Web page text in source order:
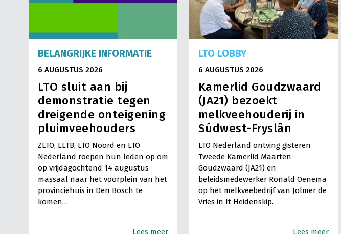
BELANGRIJKE INFORMATIE
6 AUGUSTUS 2026
LTO sluit aan bij
demonstratie tegen
dreigende onteigening
pluimveehouders
ZLTO, LLTB, LTO Noord en LTO
Nederland roepen hun leden op om
op vrijdagochtend 14 augustus
massaal naar het voorplein van het
provinciehuis in Den Bosch te
komen…
Lees meer
LTO LOBBY
6 AUGUSTUS 2026
Kamerlid Goudzwaard
(JA21) bezoekt
melkveehouderij in
Súdwest-Fryslân
LTO Nederland ontving gisteren
Tweede Kamerlid Maarten
Goudzwaard (JA21) en
beleidsmedewerker Ronald Oenema
op het melkveebedrijf van Jolmer de
Vries in It Heidenskip.
Lees meer